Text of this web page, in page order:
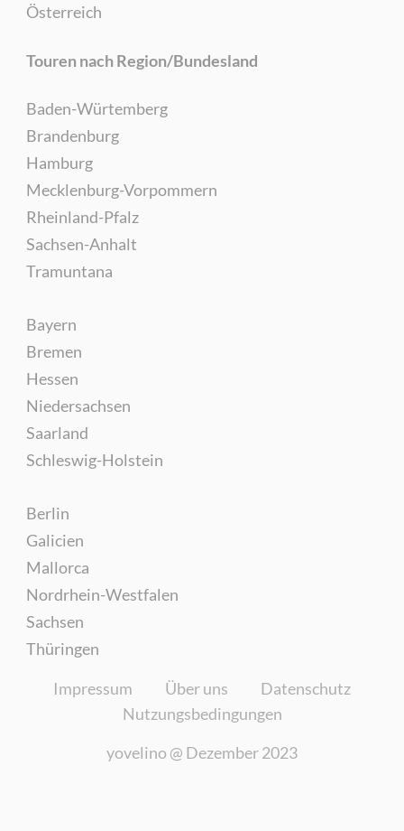
Österreich
Touren nach Region/Bundesland
Baden-Würtemberg
Brandenburg
Hamburg
Mecklenburg-Vorpommern
Rheinland-Pfalz
Sachsen-Anhalt
Tramuntana
Bayern
Bremen
Hessen
Niedersachsen
Saarland
Schleswig-Holstein
Berlin
Galicien
Mallorca
Nordrhein-Westfalen
Sachsen
Thüringen
Impressum Über uns
Datenschutz
Nutzungsbedingungen
yovelino @ Dezember 2023